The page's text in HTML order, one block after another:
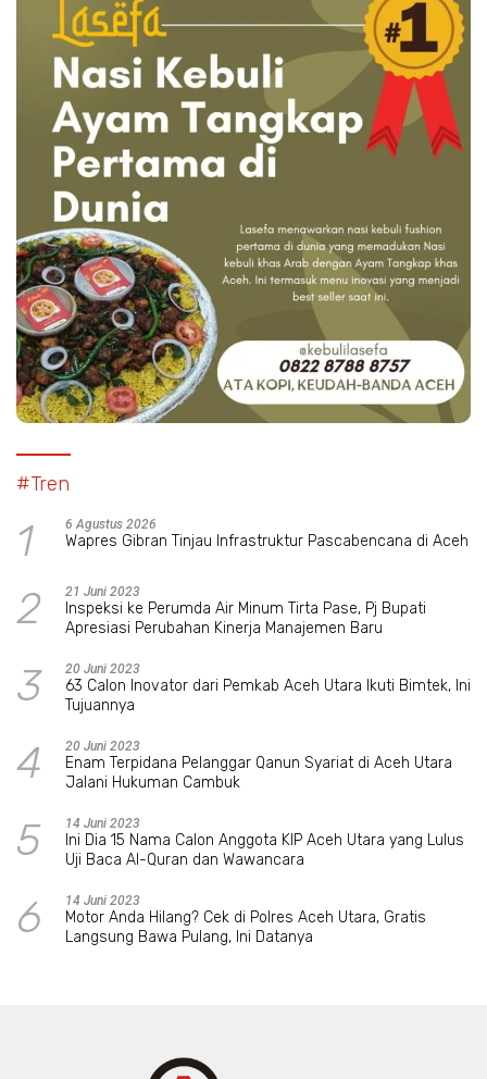
#Tren
1 6 Agustus 2026
Wapres Gibran Tinjau Infrastruktur Pascabencana di Aceh
2 21 Juni 2023
Inspeksi ke Perumda Air Minum Tirta Pase, Pj Bupati
Apresiasi Perubahan Kinerja Manajemen Baru
3 20 Juni 2023
63 Calon Inovator dari Pemkab Aceh Utara Ikuti Bimtek, Ini
Tujuannya
4 20 Juni 2023
Enam Terpidana Pelanggar Qanun Syariat di Aceh Utara
Jalani Hukuman Cambuk
5 14 Juni 2023
Ini Dia 15 Nama Calon Anggota KIP Aceh Utara yang Lulus
Uji Baca Al-Quran dan Wawancara
6 14 Juni 2023
Motor Anda Hilang? Cek di Polres Aceh Utara, Gratis
Langsung Bawa Pulang, Ini Datanya